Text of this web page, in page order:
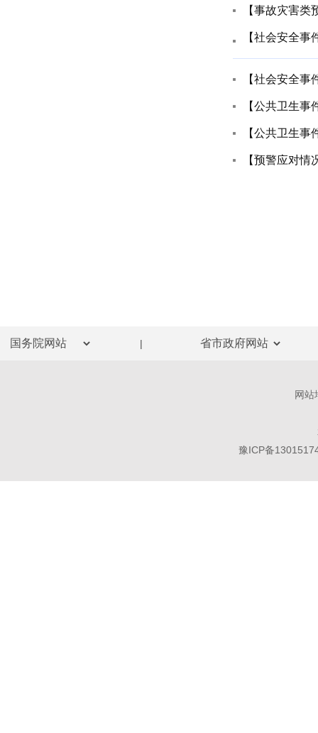
【事故灾害
【社会安全
【社会安全
【公共卫生
【公共卫生事
|
网站
豫ICP备